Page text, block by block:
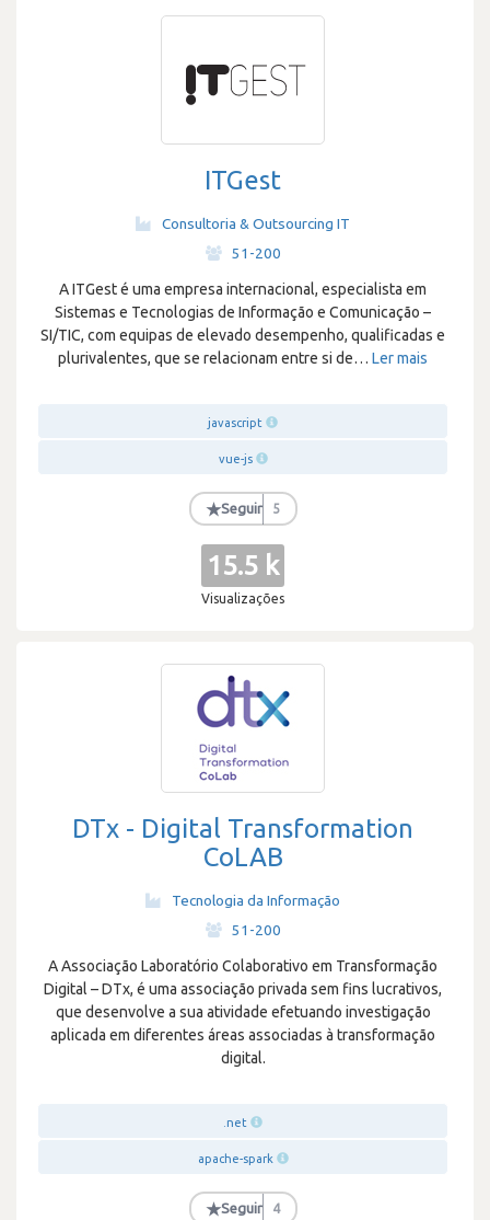
ITGest
Consultoria & Outsourcing IT
51-200
A ITGest é uma empresa internacional, especialista em
Sistemas e Tecnologias de Informação e Comunicação –
SI/TIC, com equipas de elevado desempenho, qualificadas e
plurivalentes, que se relacionam entre si de… Ler mais
javascript
vue-js
★Seguir 5
15.5 k
Visualizações
DTx - Digital Transformation
CoLAB
Tecnologia da Informação
51-200
A Associação Laboratório Colaborativo em Transformação
Digital – DTx, é uma associação privada sem fins lucrativos,
que desenvolve a sua atividade efetuando investigação
aplicada em diferentes áreas associadas à transformação
digital.
.net
apache-spark
★Seguir 4